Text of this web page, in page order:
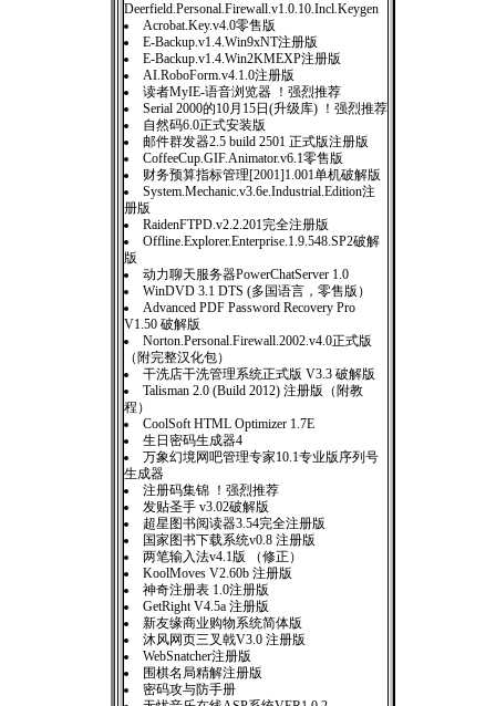
Deerfield.Personal.Firewall.v1.0.10.Incl.Keygen
Acrobat.Key.v4.0零售版
E-Backup.v1.4.Win9xNT注册版
E-Backup.v1.4.Win2KMEXP注册版
AI.RoboForm.v4.1.0注册版
读者MyIE-语音浏览器 ！强烈推荐
Serial 2000的10月15日(升级库) ！强烈推荐
自然码6.0正式安装版
邮件群发器2.5 build 2501 正式版注册版
CoffeeCup.GIF.Animator.v6.1零售版
财务预算指标管理[2001]1.001单机破解版
System.Mechanic.v3.6e.Industrial.Edition注
册版
RaidenFTPD.v2.2.201完全注册版
Offline.Explorer.Enterprise.1.9.548.SP2破解
版
动力聊天服务器PowerChatServer 1.0
WinDVD 3.1 DTS (多国语言，零售版）
Advanced PDF Password Recovery Pro
V1.50 破解版
Norton.Personal.Firewall.2002.v4.0正式版
（附完整汉化包）
干洗店干洗管理系统正式版 V3.3 破解版
Talisman 2.0 (Build 2012) 注册版（附教
程）
CoolSoft HTML Optimizer 1.7E
生日密码生成器4
万象幻境网吧管理专家10.1专业版序列号
生成器
注册码集锦 ！强烈推荐
发贴圣手 v3.02破解版
超星图书阅读器3.54完全注册版
国家图书下载系统v0.8 注册版
两笔输入法v4.1版 （修正）
KoolMoves V2.60b 注册版
神奇注册表 1.0注册版
GetRight V4.5a 注册版
新友缘商业购物系统简体版
沐风网页三叉戟V3.0 注册版
WebSnatcher注册版
围棋名局精解注册版
密码攻与防手册